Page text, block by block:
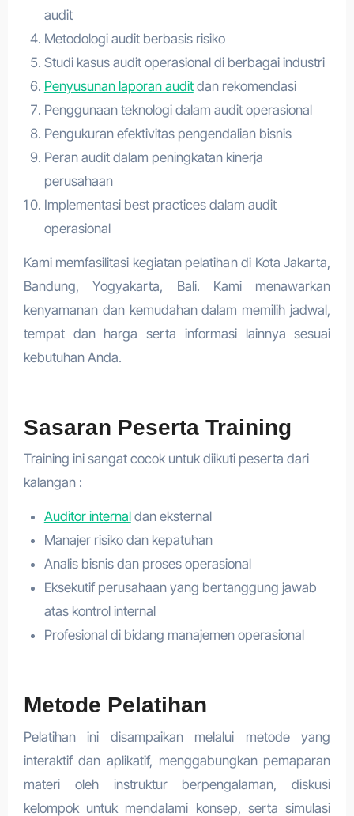
audit
Metodologi audit berbasis risiko
Studi kasus audit operasional di berbagai industri
Penyusunan laporan auditdan rekomendasi
Penggunaan teknologi dalam audit operasional
Pengukuran efektivitas pengendalian bisnis
Peran audit dalam peningkatan kinerja
perusahaan
Implementasi best practices dalam audit
operasional
Kami memfasilitasi kegiatan pelatihan di Kota Jakarta,
Bandung, Yogyakarta, Bali. Kami menawarkan
kenyamanan dan kemudahan dalam memilih jadwal,
tempat dan harga serta informasi lainnya sesuai
kebutuhan Anda.
Sasaran Peserta Training
Training ini sangat cocok untuk diikuti peserta dari
kalangan :
Auditor internaldan eksternal
Manajer risiko dan kepatuhan
Analis bisnis dan proses operasional
Eksekutif perusahaan yang bertanggung jawab
atas kontrol internal
Profesional di bidang manajemen operasional
Metode Pelatihan
Pelatihan ini disampaikan melalui metode yang
interaktif dan aplikatif, menggabungkan pemaparan
materi oleh instruktur berpengalaman, diskusi
kelompok untuk mendalami konsep, serta simulasi